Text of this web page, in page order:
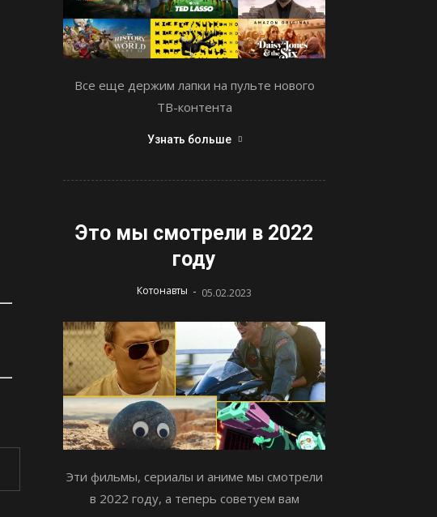
Все еще держим лапки на пульте нового
ТВ-контента
Узнать больше
Это мы смотрели в 2022
году
Котонавты - 05.02.2023
Эти фильмы, сериалы и аниме мы смотрели
в 2022 году, а теперь советуем вам